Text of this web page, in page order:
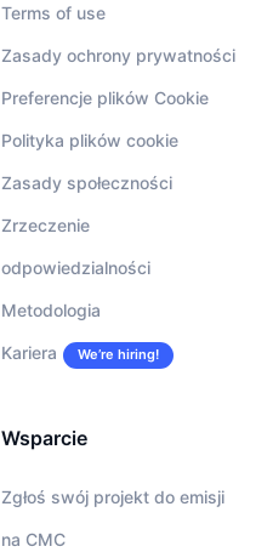
Terms of use
Zasady ochrony prywatności
Preferencje plików Cookie
Polityka plików cookie
Zasady społeczności
Zrzeczenie
odpowiedzialności
Metodologia
Kariera We’re hiring!
Wsparcie
Zgłoś swój projekt do emisji
na CMC